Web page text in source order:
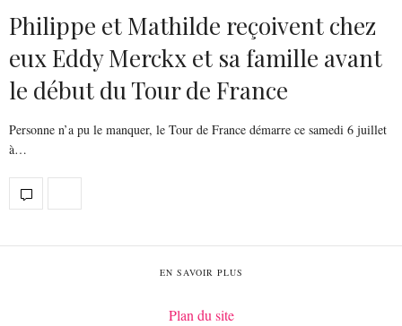
Philippe et Mathilde reçoivent chez
eux Eddy Merckx et sa famille avant
le début du Tour de France
Personne n’a pu le manquer, le Tour de France démarre ce samedi 6 juillet
à…
EN SAVOIR PLUS
Plan du site